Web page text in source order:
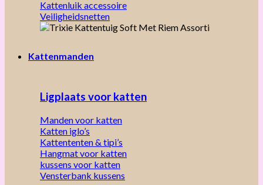
Kattenluik accessoire
Veiligheidsnetten
Kattenmanden
Ligplaats voor katten
Manden voor katten
Katten iglo’s
Kattententen & tipi’s
Hangmat voor katten
kussens voor katten
Vensterbank kussens